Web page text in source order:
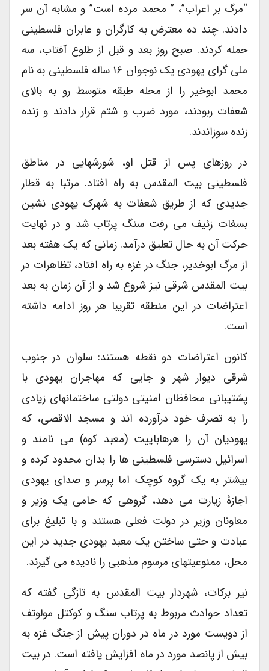
“مرگ بر اعراب”، ” محمد مرده است” و مشابه آن سر
دادند. چند ده معترض به کارگران و عابران فلسطینی
حمله کردند. صبح روز بعد و قبل از طلوع آفتاب، سه
ملی گرای یهودی یک نوجوان ۱۶ ساله فلسطینی به نام
محمد ابوخیر را از محله طبقه متوسط رو به بالای
شعفات ربودند، مورد ضرب و شتم قرار دادند و زنده
زنده سوزاندند.
در روزهای پس از قتل او، شورشهایی در مناطق
فلسطینی بیت المقدس به راه افتاد. مرتبا به قطار
جدیدی که از طریق شعفات به شهرک یهودی نشین
بسغات زئیف می رفت سنگ پرتاب شد و در نهایت
حرکت آن به حال تعلیق درآمد. زمانی که یک هفته بعد
از مرگ ابوخدیر، جنگ در غزه به راه افتاد، تظاهرات در
بیت المقدس شرقی نیز شروع شد و از آن زمان به بعد
اعتراضات در این منطقه تقریبا هر روز ادامه داشته
است.
کانون اعتراضات دو نقطه هستند: سلوان در جنوب
شرقی دیوار شهر و جایی که مهاجران یهودی با
پشتیبانی محافظان امنیتی دولتی ساختمانهای زیادی
را به تصرف خود درآورده اند و مسجد الاقصی، که
یهودیان آن را هرهاباییت (معبد کوه) می نامند و
اسرائیل دسترسی فلسطینی ها را بدان محدود کرده و
بیشتر به یک گروه کوچک اما پرسر و صدای یهودی
اجازۀ زیارت می دهد، گروهی که حامی یک وزیر و
معاونان وزیر در دولت فعلی هستند و با تبلیغ برای
عبادت و حتی ساختن یک معبد یهودی جدید در این
محل، ممنوعیتهای مرسوم مذهبی را نادیده می گیرند.
نیر برکات، شهردار بیت المقدس به تازگی گفته که
تعداد حوادث مربوط به پرتاب سنگ و کوکتل مولوتف
از دویست مورد در ماه در دوران پیش از جنگ غزه به
بیش از پانصد مورد در ماه افزایش یافته است. در بیت